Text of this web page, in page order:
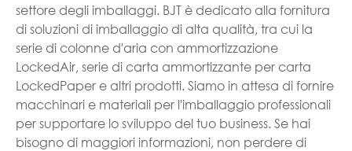
settore degli imballaggi. BJT è dedicato alla fornitura
di soluzioni di imballaggio di alta qualità, tra cui la
serie di colonne d'aria con ammortizzazione
LockedAir, serie di carta ammortizzante per carta
LockedPaper e altri prodotti. Siamo in attesa di fornire
macchinari e materiali per l'imballaggio professionali
per supportare lo sviluppo del tuo business. Se hai
bisogno di maggiori informazioni, non perdere di